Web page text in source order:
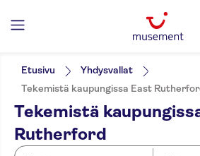
Suodata
Min. € Maks. €
Lippuvaihtoehdot
Sisäänpääsymaksu sisältyy
E-lippu
Välitön vahvistus
Kategoriat
Urheilu
English
Etusivu
Yhdysvallat
Tekemistä kaupungissa East
Tekemistä
Rutherford